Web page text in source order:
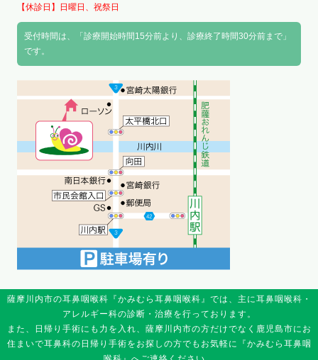
【休診日】日曜日、祝祭日
受付時間は、「診療開始時間15分前より、診療終了時間30分前まで」
です。
薩摩川内市の耳鼻咽喉科『かみむら耳鼻咽喉科』では、主に耳鼻咽喉科・
アレルギー科の診断・治療を行っております。
また、日帰り手術にも力を入れ、薩摩川内市の方だけでなく鹿児島市にお
住まいで耳鼻科の日帰り手術をお探しの方でもお気軽に『かみむら耳鼻咽